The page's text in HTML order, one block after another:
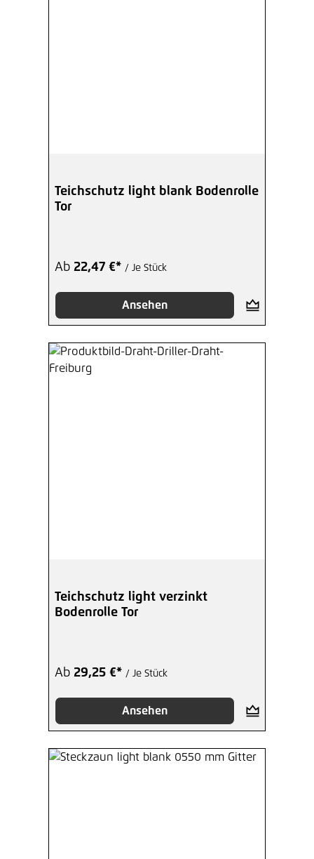
Teichschutz light blank Bodenrolle
Tor
Ab 22,47 €* / Je Stück
Ansehen
Teichschutz light verzinkt
Bodenrolle Tor
Ab 29,25 €* / Je Stück
Ansehen